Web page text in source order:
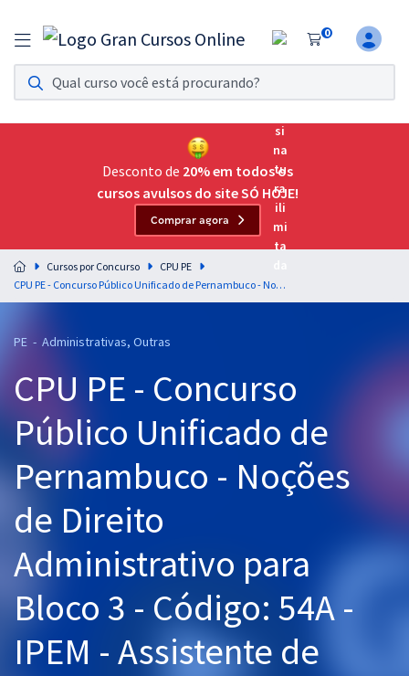
0
Assinatura Ilimitada 11
Acesso a todos os cursos. Teste grátis por 7 dias!
Assinatura OAB Até Passar
Acesso ilimitado a toda preparação para o Exame da
Residências Multiprofissionais
Preparação completa e intensiva para as principais
residências em saúde do Brasil
Cursos 20% OFF
Pós
Graduação
OAB
Mentorias
Questões grátis
Desconto de 20% em todos os
cursos avulsos do site SÓ HOJE!
Comprar agora
Cursos por Concurso
CPU PE
CPU PE - Concurso Público Unificado de Pernambuco - Noções de Direito Administrativo para Bloco 3 - Código: 54A - IPEM - Assistente de Gestão em Metrologia e Qualidade Industrial - Agente Administrativo - Professor: Gustavo Brígido
PE - Administrativas, Outras
CPU PE - Concurso
Público Unificado de
Pernambuco - Noções
de Direito
Administrativo para
Bloco 3 - Código: 54A -
IPEM - Assistente de